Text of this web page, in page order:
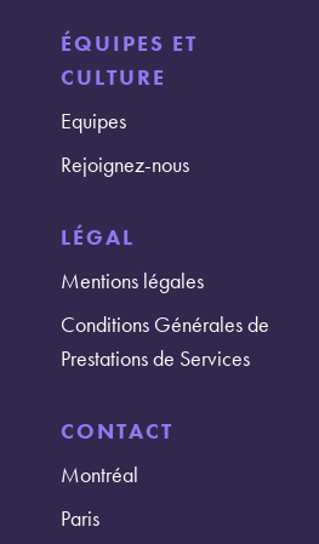
ÉQUIPES ET
CULTURE
Equipes
Rejoignez-nous
LÉGAL
Mentions légales
Conditions Générales de
Prestations de Services
CONTACT
Montréal
Paris